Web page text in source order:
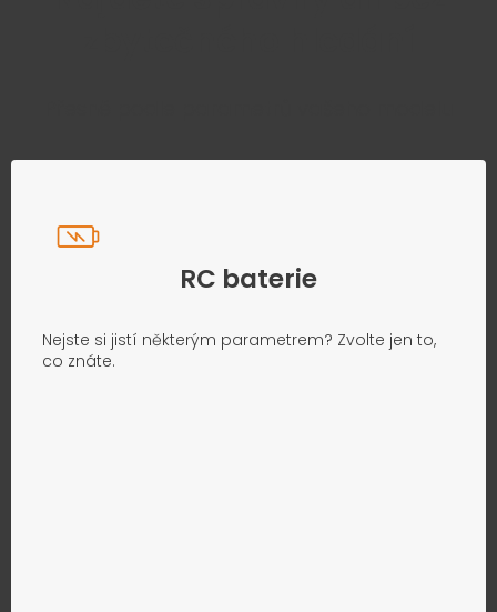
RC baterie
Nejste si jistí některým parametrem? Zvolte jen to,
co znáte.